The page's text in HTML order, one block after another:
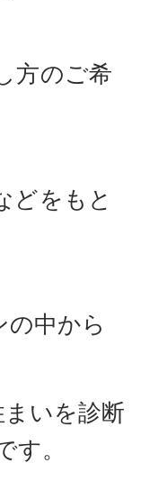
方のご希
どをもと
の中から
いを診断
す。